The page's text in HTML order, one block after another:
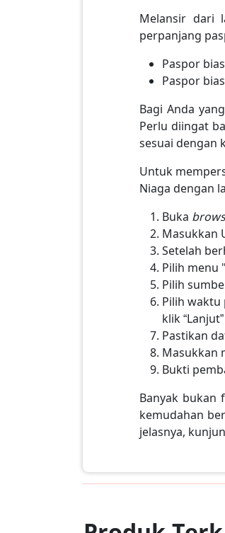
Melansir dari
perpanjang
Paspor
Paspor
Bagi Anda
Perlu diingat
sesuai dengan
Untuk
Niaga dengan
Buka
Masukkan
Setelah
Pilih menu
Pilih
Pilih waktu
klik “Lanjut”
Pastikan
Masukkan
Bukti
Banyak bukan
kemudahan
jelasnya,